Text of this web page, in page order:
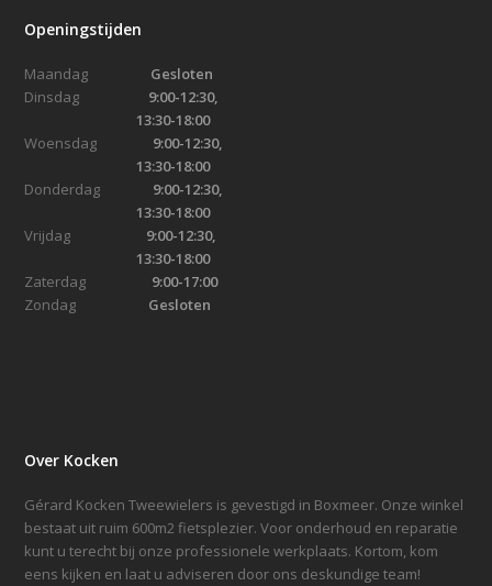
Openingstijden
Maandag Gesloten
Dinsdag 9:00-12:30,
13:30-18:00
Woensdag
9:00-12:30,
13:30-18:00
Donderdag 9:00-12:30,
13:30-18:00
Vrijdag 9:00-12:30,
13:30-18:00
Zaterdag 9:00-17:00
Zondag Gesloten
Over Kocken
Gérard Kocken Tweewielers is gevestigd in Boxmeer. Onze winkel
bestaat uit ruim 600m2 fietsplezier. Voor onderhoud en reparatie
kunt u terecht bij onze professionele werkplaats. Kortom, kom
eens kijken en laat u adviseren door ons deskundige team!